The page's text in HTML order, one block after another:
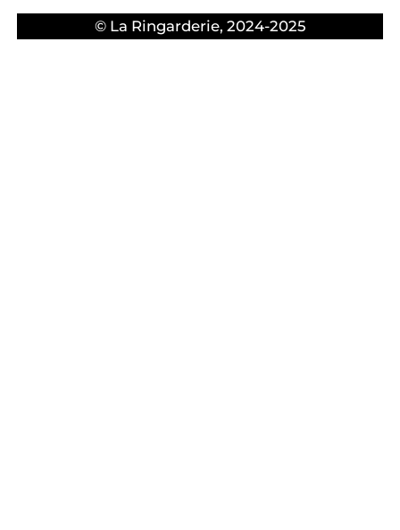
© La Ringarderie, 2024-2025